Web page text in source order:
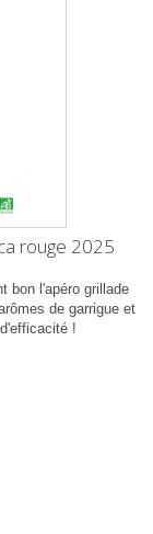
rouge 2025
bon l'apéro grillade
de garrigue et
!